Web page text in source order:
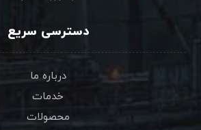
دسترسی سریع
درباره ما
خدمات
محصولات